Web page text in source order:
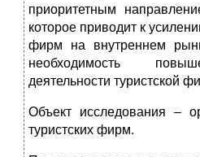
приоритетным
которое приводит к
фирм на внутреннем
необходимость
деятельности туристской
Объект исследования –
туристских фирм.